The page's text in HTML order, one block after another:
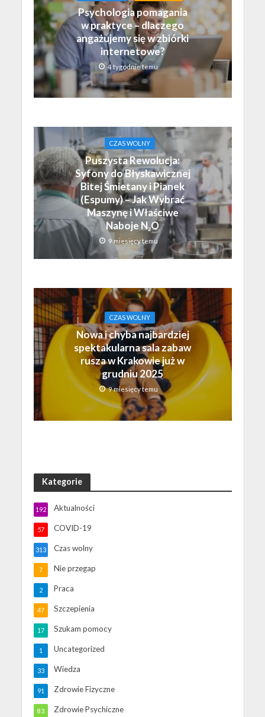
Psychologia pomagania
w praktyce – dlaczego
angażujemy się w zbiórki
internetowe?
4 tygodnie temu
CZAS WOLNY
Puszysta Rewolucja:
Syfony do Błyskawicznej
Bitej Śmietany i Pianek
(Espumy) – Jak Wybrać
Maszynę i Właściwe
Naboje N₂O
9 miesięcy temu
CZAS WOLNY
Nowa i chyba najbardziej
spektakularna sala zabaw
rusza w Krakowie już w
grudniu 2025
9 miesięcy temu
Kategorie
Aktualności
192
COVID-19
57
Czas wolny
313
Nie przegap
7
Praca
2
Szczepienia
47
Szukam pomocy
17
Uncategorized
1
Wiedza
33
Zdrowie Fizyczne
91
Zdrowie Psychiczne
83